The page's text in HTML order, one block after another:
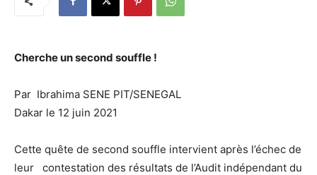
Cherche un second souffle !
Par Ibrahima SENE PIT/SENEGAL
Dakar le 12 juin 2021
Cette quête de second souffle intervient après l’échec de
leur contestation des résultats de l’Audit indépendant du